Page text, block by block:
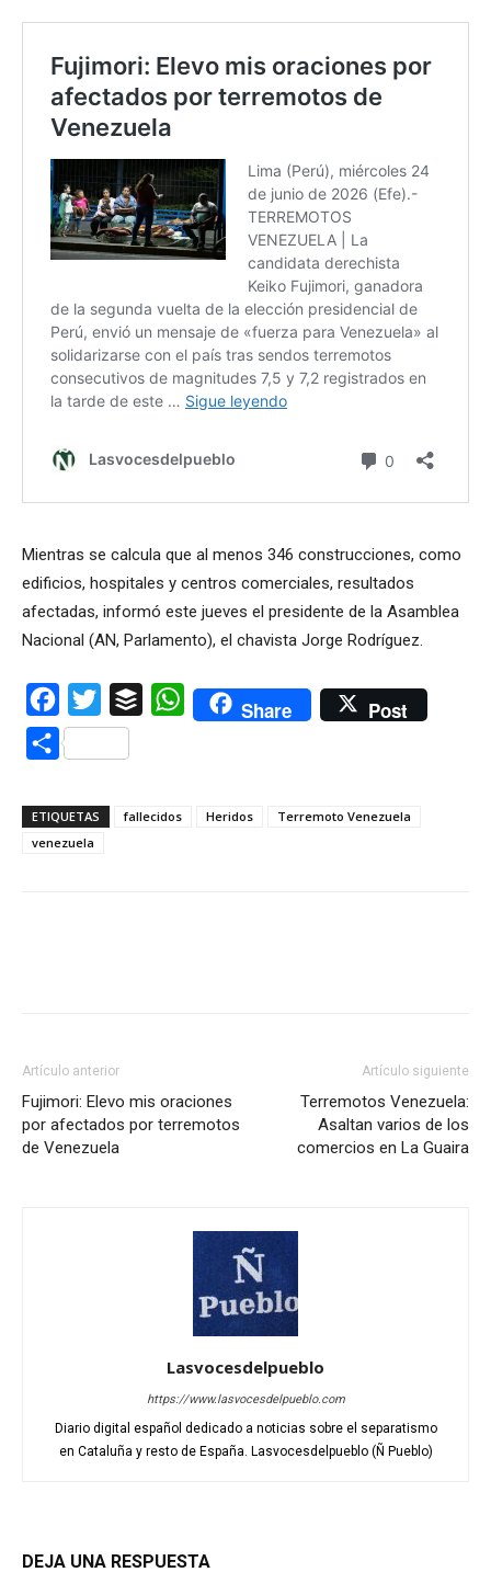
Mientras se calcula que al menos 346 construcciones, como
edificios, hospitales y centros comerciales, resultados
afectadas, informó este jueves el presidente de la Asamblea
Nacional (AN, Parlamento), el chavista Jorge Rodríguez.
Facebook
Twitter Buffer WhatsAppShare Post
Compartir
ETIQUETAS fallecidos Heridos
Terremoto Venezuela
venezuela
Artículo anterior
Fujimori: Elevo mis oraciones
por afectados por terremotos
de Venezuela
Artículo siguiente
Terremotos Venezuela:
Asaltan varios de los
comercios en La Guaira
Lasvocesdelpueblo
https://www.lasvocesdelpueblo.com
Diario digital español dedicado a noticias sobre el separatismo
en Cataluña y resto de España. Lasvocesdelpueblo (Ñ Pueblo)
DEJA UNA RESPUESTA